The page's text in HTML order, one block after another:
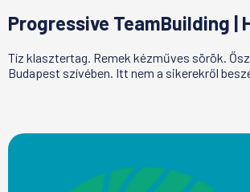
Progressive TeamBuilding |
Tíz klasztertag. Remek kézműves sörök.
Budapest szívében. Itt nem a sikerekről